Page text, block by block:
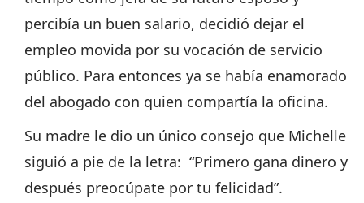
percibía un buen salario, decidió dejar el
empleo movida por su vocación de servicio
público. Para entonces ya se había enamorado
del abogado con quien compartía la oficina.
Su madre le dio un único consejo que Michelle
siguió a pie de la letra: “Primero gana dinero y
después preocúpate por tu felicidad”.